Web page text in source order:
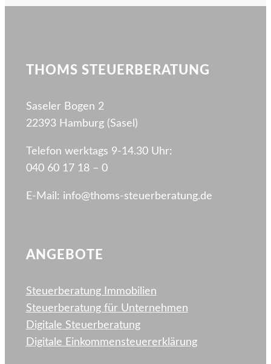
THOMS STEUERBERATUNG
Saseler Bogen 2
22393 Hamburg (Sasel)
Telefon werktags 9-14.30 Uhr:
040 60 17 18 – 0
E-Mail: info@thoms-steuerberatung.de
ANGEBOTE
Steuerberatung Immobilien
Steuerberatung für Unternehmen
Digitale Steuerberatung
Digitale Einkommen­steuererklärung